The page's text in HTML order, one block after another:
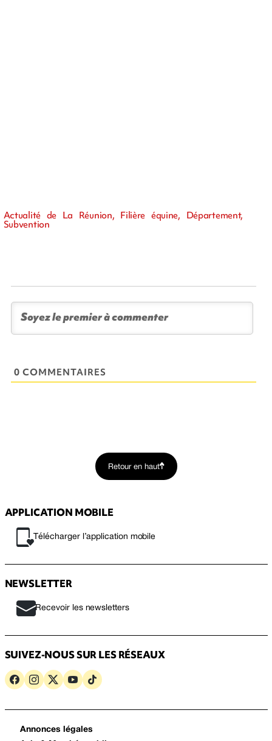
Actualité de La Réunion, Filière équine, Département,
Subvention
0 COMMENTAIRES
Retour en haut
APPLICATION MOBILE
Télécharger l’application mobile
NEWSLETTER
Recevoir les newsletters
SUIVEZ-NOUS SUR LES RÉSEAUX
Annonces légales